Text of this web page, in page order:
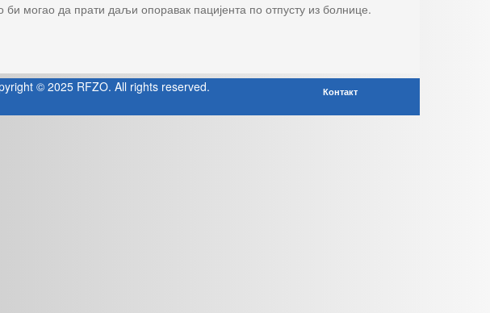
могао да прати даљи опоравак пацијента по отпусту из болнице.
© 2025 RFZO. All rights reserved. Контакт